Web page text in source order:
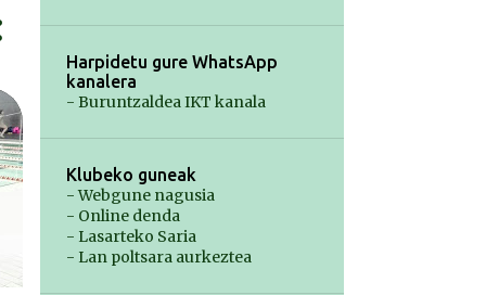
Harpidetu gure WhatsApp
kanalera
- Buruntzaldea IKT kanala
Klubeko guneak
- Webgune nagusia
- Online denda
- Lasarteko Saria
- Lan poltsara aurkeztea